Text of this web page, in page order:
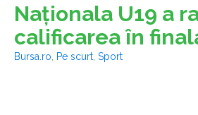
Naţionala U19 a
calificarea în
Bursa.ro Pe scurt Sport